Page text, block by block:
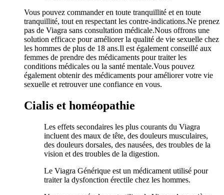
Vous pouvez commander en toute tranquillité et en toute
tranquillité, tout en respectant les contre-indications.Ne prenez
pas de Viagra sans consultation médicale.Nous offrons une
solution efficace pour améliorer la qualité de vie sexuelle chez
les hommes de plus de 18 ans.Il est également conseillé aux
femmes de prendre des médicaments pour traiter les
conditions médicales ou la santé mentale.Vous pouvez
également obtenir des médicaments pour améliorer votre vie
sexuelle et retrouver une confiance en vous.
Cialis et homéopathie
Les effets secondaires les plus courants du Viagra
incluent des maux de tête, des douleurs musculaires,
des douleurs dorsales, des nausées, des troubles de la
vision et des troubles de la digestion.
Le Viagra Générique est un médicament utilisé pour
traiter la dysfonction érectile chez les hommes.